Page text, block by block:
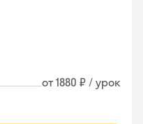
от 1880 ₽ / урок